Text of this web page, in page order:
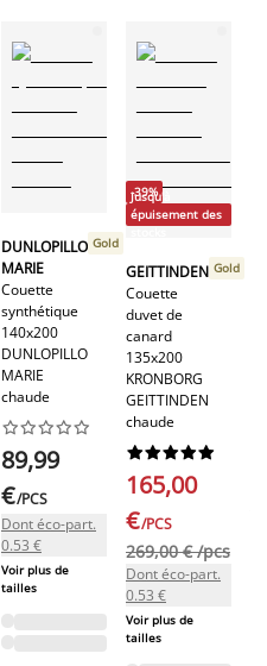
DUNLOPILLO
MARIE
Couette
synthétique
140x200
DUNLOPILLO
MARIE
chaude
Gold






89,99
€/PCS
Dont éco-part.
0.53 €
Voir plus de
tailles
-39%
Jusqu'à
épuisement des
GEITTINDEN
Couette
duvet de
canard
135x200
KRONBORG
GEITTINDEN
chaude
Gold






165,00
€/PCS
269,00 € /pcs
Dont éco-part.
0.53 €
Voir plus de
tailles